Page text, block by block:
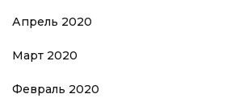
Апрель 2020
Март 2020
Февраль 2020